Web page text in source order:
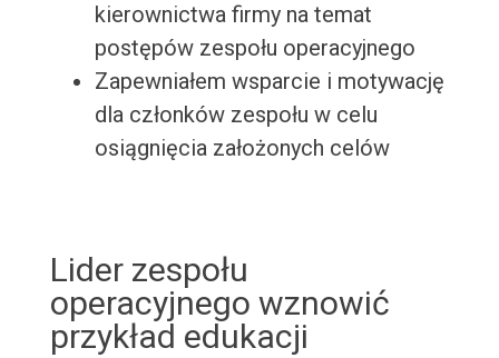
kierownictwa firmy na temat
postępów zespołu operacyjnego
Zapewniałem wsparcie i motywację
dla członków zespołu w celu
osiągnięcia założonych celów
Lider zespołu
operacyjnego wznowić
przykład edukacji